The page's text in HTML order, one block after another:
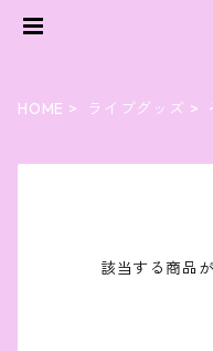
HOME ライブグッズ
該当する商品